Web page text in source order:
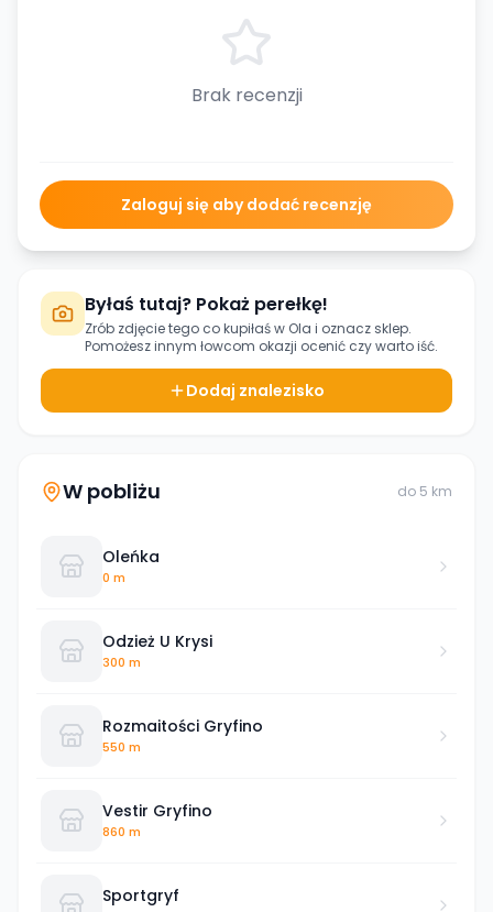
Brak recenzji
Zaloguj się aby dodać recenzję
Byłaś tutaj? Pokaż perełkę!
Zrób zdjęcie tego co kupiłaś w Ola i oznacz sklep.
Pomożesz innym łowcom okazji ocenić czy warto iść.
Dodaj znalezisko
W pobliżu do 5 km
Oleńka
0 m
Odzież U Krysi
300 m
Rozmaitości Gryfino
550 m
Vestir Gryfino
860 m
Sportgryf